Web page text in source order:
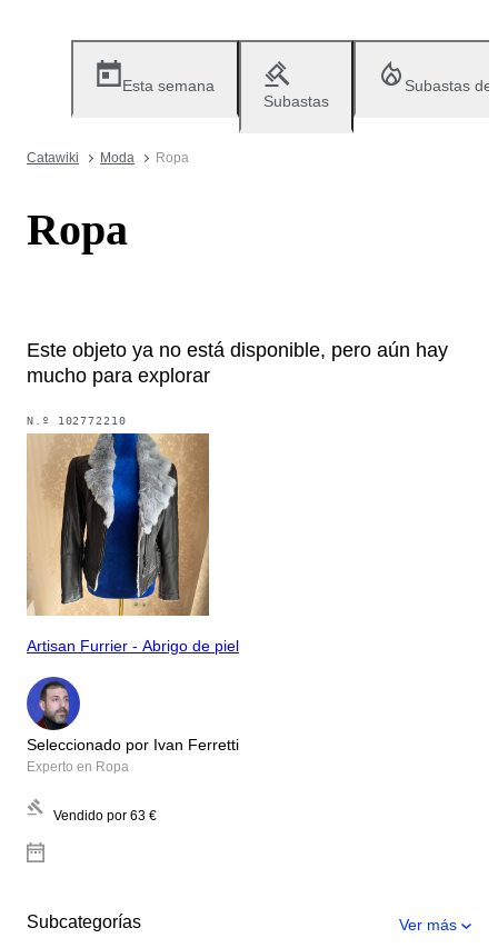
Esta semana
Subastas
Subastas
Catawiki Moda Ropa
Ropa
Este objeto ya no está disponible, pero aún hay
mucho para explorar
N.º 102772210
Artisan Furrier - Abrigo de piel
Seleccionado por Ivan Ferretti
Experto en Ropa
Vendido por 63 €
Subcategorías Ver más